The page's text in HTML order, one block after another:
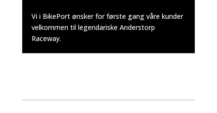
Vi i BikePort ønsker for første gang våre kunder
velkommen til legendariske Anderstorp
Raceway.